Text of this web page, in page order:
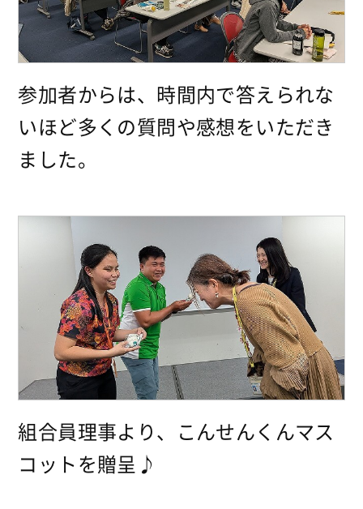
参加者からは、時間内で答えられな
いほど多くの質問や感想をいただき
ました。
組合員理事より、こんせんくんマス
コットを贈呈♪